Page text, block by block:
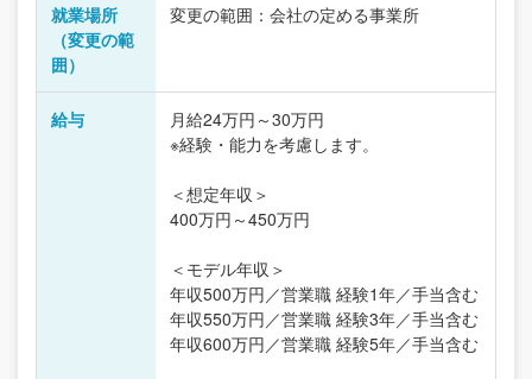
就業場所
（変更の範
囲）
変更の範囲：会社の定める事業所
給与
月給24万円～30万円
※経験・能力を考慮します。
＜想定年収＞
400万円～450万円
＜モデル年収＞
年収500万円／営業職 経験1年／手当含む
年収550万円／営業職 経験3年／手当含む
年収600万円／営業職 経験5年／手当含む